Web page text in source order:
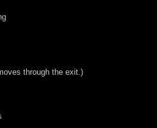
through the exit.)